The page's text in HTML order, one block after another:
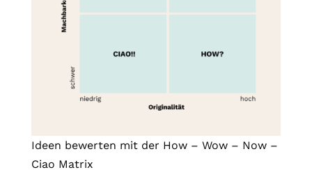
Ideen bewerten mit der How – Wow – Now –
Ciao Matrix